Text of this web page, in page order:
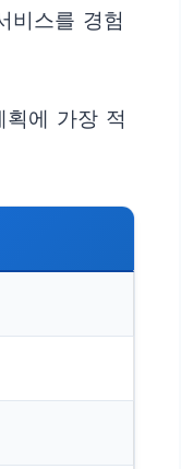
비스를 경험
에 가장 적